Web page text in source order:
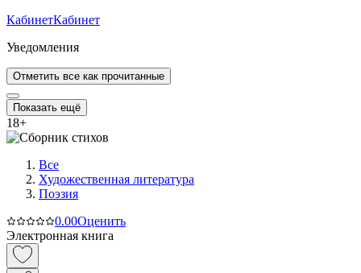
КабинетКабинет
Уведомления
Отметить все как прочитанные
Показать ещё
18+
Все
Художественная литература
Поэзия
0.00Оценить
Электронная книга